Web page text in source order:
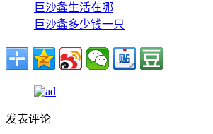
巨沙螽生活在哪
巨沙螽多少钱一只
发表评论